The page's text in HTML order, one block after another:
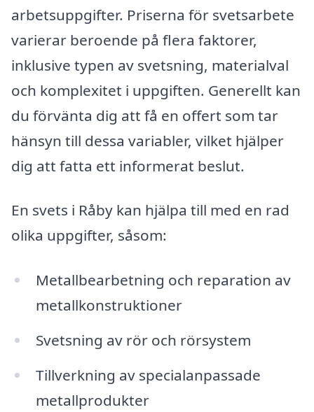
arbetsuppgifter. Priserna för svetsarbete
varierar beroende på flera faktorer,
inklusive typen av svetsning, materialval
och komplexitet i uppgiften. Generellt kan
du förvänta dig att få en offert som tar
hänsyn till dessa variabler, vilket hjälper
dig att fatta ett informerat beslut.
En svets i Råby kan hjälpa till med en rad
olika uppgifter, såsom:
Metallbearbetning och reparation av
metallkonstruktioner
Svetsning av rör och rörsystem
Tillverkning av specialanpassade
metallprodukter